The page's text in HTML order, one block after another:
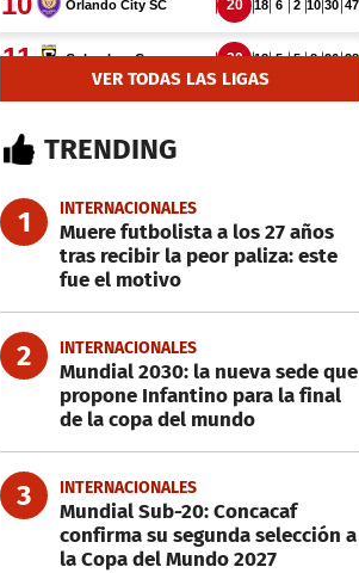
VER TODAS LAS LIGAS
TRENDING
1 INTERNACIONALES
Muere futbolista a los 27 años
tras recibir la peor paliza: este
fue el motivo
2 INTERNACIONALES
Mundial 2030: la nueva sede que
propone Infantino para la final
de la copa del mundo
3 INTERNACIONALES
Mundial Sub-20: Concacaf
confirma su segunda selección a
la Copa del Mundo 2027